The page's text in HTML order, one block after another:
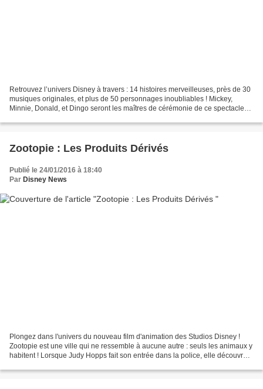
Retrouvez l’univers Disney à travers : 14 histoires merveilleuses, près de 30
musiques originales, et plus de 50 personnages inoubliables ! Mickey,
Minnie, Donald, et Dingo seront les maîtres de cérémonie de ce spectacle
Zootopie : Les Produits Dérivés
Publié le 24/01/2016 à 18:40
Par Disney News
Plongez dans l'univers du nouveau film d'animation des Studios Disney !
Zootopie est une ville qui ne ressemble à aucune autre : seuls les animaux y
habitent ! Lorsque Judy Hopps fait son entrée dans la police, elle découvre